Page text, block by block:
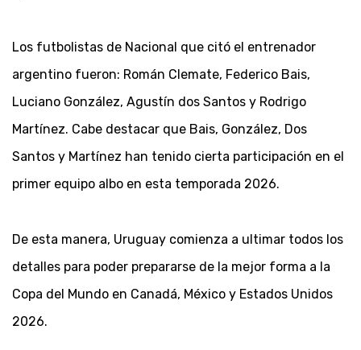
Los futbolistas de Nacional que citó el entrenador
argentino fueron: Román Clemate, Federico Bais,
Luciano González, Agustín dos Santos y Rodrigo
Martínez. Cabe destacar que Bais, González, Dos
Santos y Martínez han tenido cierta participación en el
primer equipo albo en esta temporada 2026.
De esta manera, Uruguay comienza a ultimar todos los
detalles para poder prepararse de la mejor forma a la
Copa del Mundo en Canadá, México y Estados Unidos
2026.